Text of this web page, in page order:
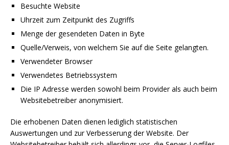
Besuchte Website
Uhrzeit zum Zeitpunkt des Zugriffs
Menge der gesendeten Daten in Byte
Quelle/Verweis, von welchem Sie auf die Seite gelangten.
Verwendeter Browser
Verwendetes Betriebssystem
Die IP Adresse werden sowohl beim Provider als auch beim
Websitebetreiber anonymisiert.
Die erhobenen Daten dienen lediglich statistischen
Auswertungen und zur Verbesserung der Website. Der